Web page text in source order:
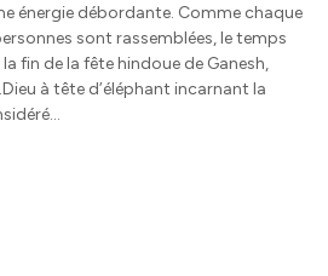
énergie débordante. Comme chaque
sont rassemblées, le temps
fin de la fête hindoue de Ganesh,
à tête d’éléphant incarnant la